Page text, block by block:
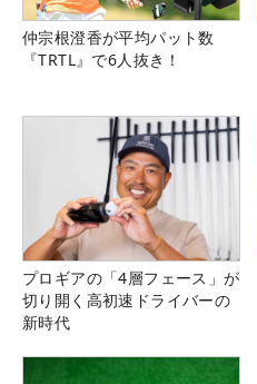
仲宗根澄香が平均パット数
『TRTL』で6人抜き！
プロギアの「4層フェース」が
切り開く高初速ドライバーの
新時代